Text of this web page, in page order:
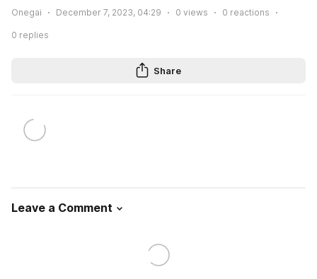
Onegai December 7, 2023, 04:29 0 views 0 reactions
0 replies
Share
Leave a Comment